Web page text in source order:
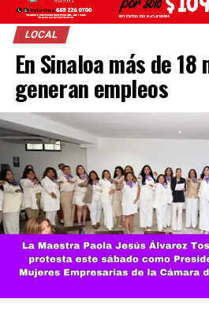
LOCAL
En Sinaloa más de
generan empleos